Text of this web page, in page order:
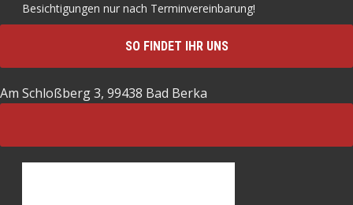
Besichtigungen nur nach Terminvereinbarung!
SO FINDET IHR UNS
Am Schloßberg 3, 99438 Bad Berka